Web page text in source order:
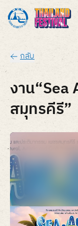
กลับ
งาน“Sea
สมุทรคีรี”